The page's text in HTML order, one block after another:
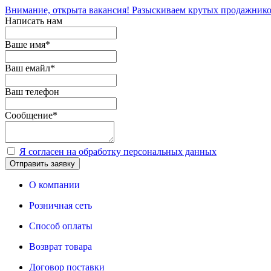
Внимание, открыта вакансия! Разыскиваем крутых
Написать нам
Ваше имя*
Ваш емайл*
Ваш телефон
Сообщение*
Я согласен на обработку персональных данных
Отправить заявку
О компании
Розничная сеть
Способ оплаты
Возврат товара
Договор поставки